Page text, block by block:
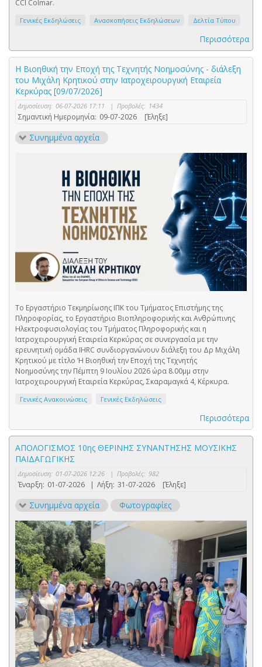
CCI Colmar.
Γενικές Εκδηλώσεις Ανασκοπήσεις Εκδηλώσεων Δελτία Τύπου
Περισσότερα
Η Βιοηθική την Εποχή της Τεχνητής Νοημοσύνης - διάλεξη
του Μιχάλη Κρητικού στην Ιατροχειρουργική Εταιρεία
Κερκύρας [09/07/2026]
Δημοσίευση: 06-07-2026 17:11 | Προβολές: 1434
Σημαντική Ημερομηνία: 09-07-2026 [Έληξε]
Συνημμένα αρχεία
Το Εργαστήριο Τεκμηρίωσης ΙΠΚ του Τμήματος Επιστήμης της
Πληροφορίας, το Εργαστήριο Βιοπληροφορικής και Ανθρώπινης
Ηλεκτροφυσιολογίας του Τμήματος Πληροφορικής και η
Ιατροχειρουργική Εταιρεία Κερκύρας σε συνεργασία με την
ερευνητική ομάδα IHRC συνδιοργανώνουν διάλεξη του Δρ Μιχάλη
Κρητικού με τίτλο ‘Η Βιοηθική την Εποχή της Τεχνητής
Νοημοσύνης την Πέμπτη 9 Ιουλίου 2026 ώρα 8.00μμ στην
Ιατροχειρουργική Εταιρεία Κερκύρας, Σκαραμαγκά 4, Κέρκυρα.
Γενικές Ανακοινώσεις Γενικές Εκδηλώσεις
Περισσότερα
ΑΠΟΛΟΓΙΣΜΟΣ 10ης ΘΕΡΙΝΗΣ ΣΥΝΑΝΤΗΣΗΣ ΜΟΥΣΙΚΗΣ
ΠΑΙΔΑΓΩΓΙΚΗΣ
Δημοσίευση: 01-07-2026 12:26 | Προβολές: 982
Έναρξη: 01-07-2026 | Λήξη: 31-07-2026 [Έληξε]
Συνημμένα αρχεία Φωτογραφίες